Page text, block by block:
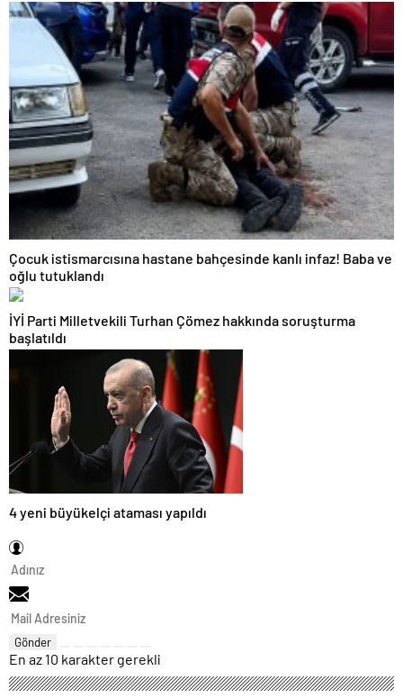
Çocuk istismarcısına hastane bahçesinde kanlı infaz! Baba ve
oğlu tutuklandı
İYİ Parti Milletvekili Turhan Çömez hakkında soruşturma
başlatıldı
4 yeni büyükelçi ataması yapıldı
Gönder
En az 10 karakter gerekli